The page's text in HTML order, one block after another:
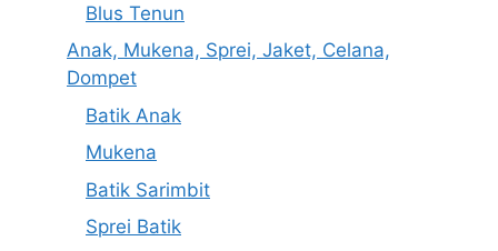
Blus Tenun
Anak, Mukena, Sprei, Jaket, Celana,
Dompet
Batik Anak
Mukena
Batik Sarimbit
Sprei Batik